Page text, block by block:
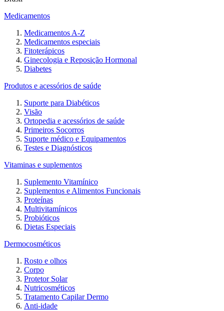
Medicamentos
Medicamentos A-Z
Medicamentos especiais
Fitoterápicos
Ginecologia e Reposição Hormonal
Diabetes
Produtos e acessórios de saúde
Suporte para Diabéticos
Visão
Ortopedia e acessórios de saúde
Primeiros Socorros
Suporte médico e Equipamentos
Testes e Diagnósticos
Vitaminas e suplementos
Suplemento Vitamínico
Suplementos e Alimentos Funcionais
Proteínas
Multivitamínicos
Probióticos
Dietas Especiais
Dermocosméticos
Rosto e olhos
Corpo
Protetor Solar
Nutricosméticos
Tratamento Capilar Dermo
Anti-idade